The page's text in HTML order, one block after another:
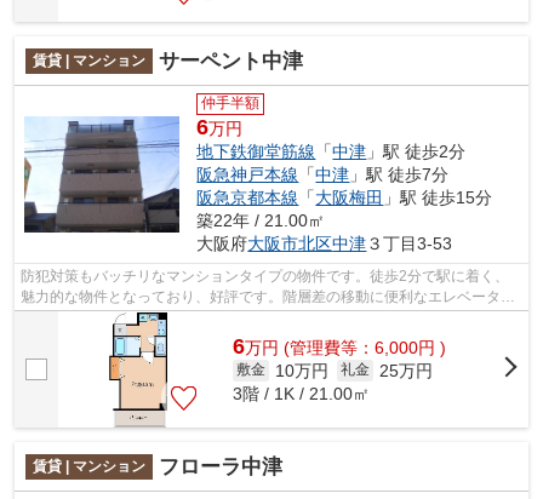
賃貸 | マンション サーペント中津
仲手半額
6万円
地下鉄御堂筋線 「中津 」駅 徒歩2分
阪急神戸本線 「中津 」駅 徒歩7分
阪急京都本線 「大阪梅田 」駅 徒歩15分
築22年 / 21.00㎡
大阪府大阪市北区中津３丁目3-53
防犯対策もバッチリなマンションタイプの物件です。徒歩2分で駅に着く、
魅力的な物件となっており、好評です。階層差の移動に便利なエレベーター
がついています。陽当たりが良い物件は...
6万円 (管理費等：6,000円 )
敷金 10万円 礼金
25万円
3階 / 1K / 21.00㎡
賃貸 | マンション フローラ中津